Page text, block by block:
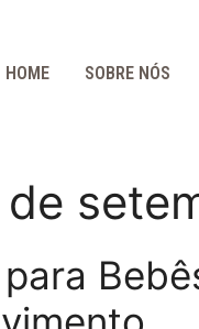
HOME SOBRE NÓS